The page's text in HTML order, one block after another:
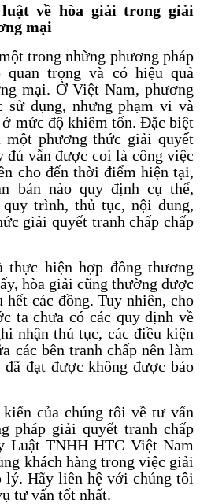
về hòa giải trong giải
mại
trong những phương pháp
quan trọng và có hiệu quả
mại. Ở Việt Nam, phương
sử dụng, nhưng phạm vi và
ở mức độ khiêm tốn. Đặc biệt
phương thức giải quyết
đủ vẫn được coi là công việc
cho đến thời điểm hiện tại,
bản nào quy định cụ thể,
trình, thủ tục, nội dung,
giải quyết tranh chấp chấp
hiện hợp đồng thương
hòa giải cũng thường được
hết các đồng. Tuy nhiên, cho
ta chưa có các quy định về
nhận thủ tục, các điều kiện
các bên tranh chấp nên làm
đạt được không được bảo
của chúng tôi về tư vấn
pháp giải quyết tranh chấp
Luật TNHH HTC Việt Nam
khách hàng trong việc giải
lý. Hãy liên hệ với chúng tôi
tư vấn tốt nhất.